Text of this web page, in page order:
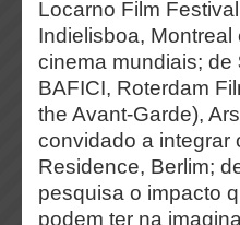
Locarno Film
Indielisboa,
cinema mundiais; de
BAFICI, Roterdam
the Avant-Garde),
convidado a integrar
Residence, Berlim;
pesquisa o impacto
podem ter na